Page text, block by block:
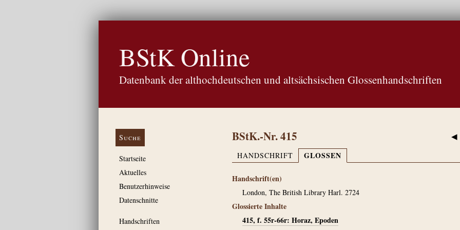
BStK Online
Datenbank der althochdeutschen und altsächsischen Glossenhandschriften
Suche
Startseite
Aktuelles
Benutzerhinweise
Datenschnitte
Handschriften
◀
BStK.-Nr. 415
HANDSCHRIFT GLOSSEN
Handschrift(en)
London, The British Library Harl. 2724
Glossierte Inhalte
415, f. 55r-66r: Horaz, Epoden